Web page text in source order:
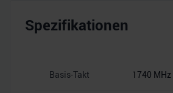
Spezifikationen
Basis-Takt 1740 MHz